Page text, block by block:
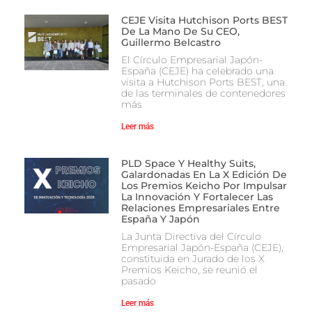
CEJE Visita Hutchison Ports BEST
De La Mano De Su CEO,
Guillermo Belcastro
El Círculo Empresarial Japón-
España (CEJE) ha celebrado una
visita a Hutchison Ports BEST, una
de las terminales de contenedores
más
Leer más
PLD Space Y Healthy Suits,
Galardonadas En La X Edición De
Los Premios Keicho Por Impulsar
La Innovación Y Fortalecer Las
Relaciones Empresariales Entre
España Y Japón
La Junta Directiva del Círculo
Empresarial Japón-España (CEJE),
constituida en Jurado de los X
Premios Keicho, se reunió el
pasado
Leer más